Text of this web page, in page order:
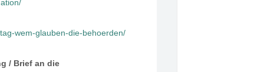
wem-glauben-die-behoerden/
/ Brief an die